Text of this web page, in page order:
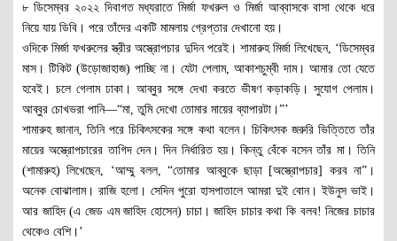
৮ ডিসেম্বর ২০২২ দিবাগত মধ্যরাতে মির্জা ফখরুল ও মির্জা আব্বাসকে বাসা থেকে ধরে
নিয়ে যায় ডিবি। পরে তাঁদের একটি মামলায় গ্রেপ্তার দেখানো হয়।
ওদিকে মির্জা ফখরুলের স্ত্রীর অস্ত্রোপচার দুদিন পরেই। শামারুহ মির্জা লিখেছেন, ‘ডিসেম্বর
মাস। টিকিট (উড়োজাহাজ) পাচ্ছি না। যেটা পেলাম, আকাশচুম্বী দাম। আমার তো যেতে
হবেই। চলে গেলাম ঢাকা। আব্বুর সঙ্গে দেখা করতে ভীষণ কড়াকড়ি। সুযোগ পেলাম।
আব্বুর চোখভরা পানি—“মা, তুমি দেখো তোমার মায়ের ব্যাপারটা।”’
শামারুহ জানান, তিনি পরে চিকিৎসকের সঙ্গে কথা বলেন। চিকিৎসক জরুরি ভিত্তিতে তাঁর
মায়ের অস্ত্রোপচারের তাগিদ দেন। দিন নির্ধারিত হয়। কিন্তু বেঁকে বসেন তাঁর মা। তিনি
(শামারুহ) লিখেছেন, ‘আম্মু বলল, “তোমার আব্বুকে ছাড়া [অস্ত্রোপচার] করব না”।
অনেক বোঝালাম। রাজি হলো। সেদিন পুরো হাসপাতালে আমরা দুই বোন। ইউনুস ভাই।
আর জাহিদ (এ জেড এম জাহিদ হোসেন) চাচা। জাহিদ চাচার কথা কি বলব! নিজের চাচার
থেকেও বেশি।’